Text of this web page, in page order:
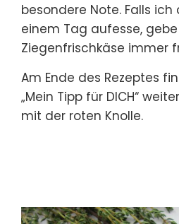
besondere Note. Falls
einem Tag aufesse,
Ziegenfrischkäse immer
Am Ende des Rezeptes
„Mein Tipp für DICH“
mit der roten Knolle.